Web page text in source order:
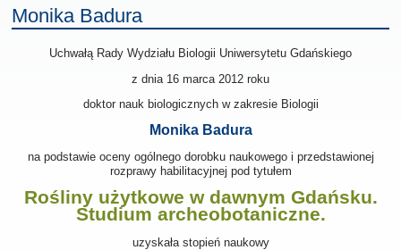
Monika Badura
Uchwałą Rady Wydziału Biologii Uniwersytetu Gdańskiego
z dnia 16 marca 2012 roku
doktor nauk biologicznych w zakresie Biologii
Monika Badura
na podstawie oceny ogólnego dorobku naukowego i przedstawionej
rozprawy habilitacyjnej pod tytułem
Rośliny użytkowe w dawnym Gdańsku.
Studium archeobotaniczne.
uzyskała stopień naukowy